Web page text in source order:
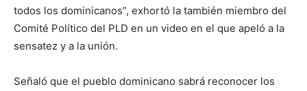
todos los dominicanos”, exhortó la también miembro del
Comité Político del PLD en un video en el que apeló a la
sensatez y a la unión.
Señaló que el pueblo dominicano sabrá reconocer los